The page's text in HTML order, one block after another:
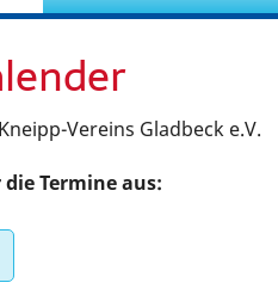
Kinder
Vereins Gladbeck e.V.
Termine aus: